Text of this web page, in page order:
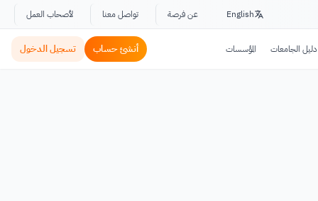
English عن فرصة تواصل معنا لأصحاب العمل
دليل الجامعات المؤسسات أنشئ حساب تسجيل الدخول